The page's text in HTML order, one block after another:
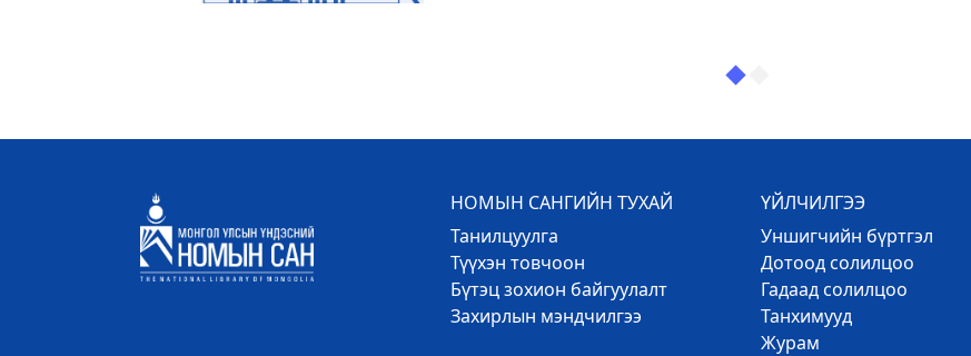
НОМЫН САНГИЙН ТУХАЙ
Танилцуулга
Түүхэн товчоон
Бүтэц зохион байгуулалт
Захирлын мэндчилгээ
ҮЙЛЧИЛГЭЭ
Уншигчийн бүртгэл
Дотоод солилцоо
Гадаад солилцоо
Танхимууд
Журам